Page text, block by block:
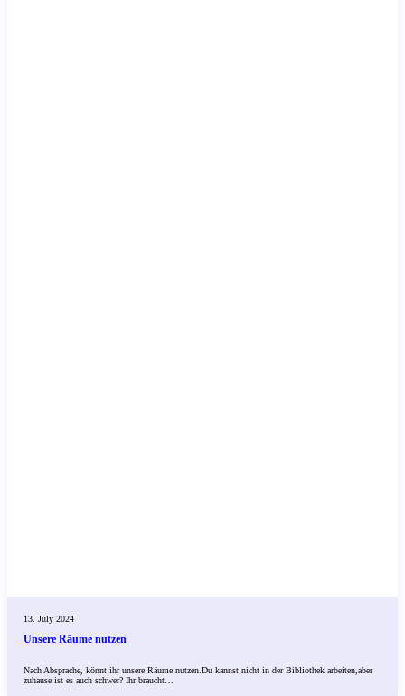
13. July 2024
Unsere Räume nutzen
Nach Absprache, könnt ihr unsere Räume nutzen.Du kannst nicht in der Bibliothek arbeiten,aber
zuhause ist es auch schwer? Ihr braucht…